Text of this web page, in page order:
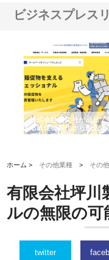
ビジネスプレス
株式会社耕文社が品川で
る販促物製作から配送ま
ストップ対応
ホーム > その他業種 > その
有限会社坪川
ルの無限の可
twitter